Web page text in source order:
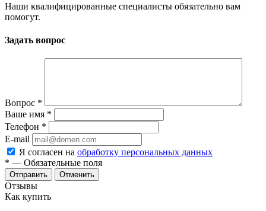
Наши квалифицированные специалисты обязательно вам
помогут.
Задать вопрос
Вопрос *
Ваше имя *
Телефон *
E-mail
Я согласен на обработку персональных данных
* — Обязательные поля
Отменить
Отзывы
Как купить